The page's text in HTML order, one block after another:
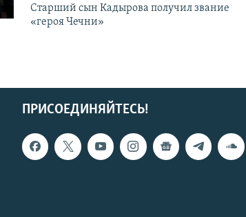
Старший сын Кадырова получил звание
«героя Чечни»
ПРИСОЕДИНЯЙТЕСЬ!